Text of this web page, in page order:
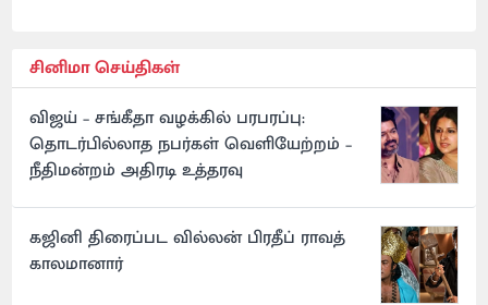
சினிமா செய்திகள்
விஜய் – சங்கீதா வழக்கில் பரபரப்பு:
தொடர்பில்லாத நபர்கள் வெளியேற்றம் –
நீதிமன்றம் அதிரடி உத்தரவு
கஜினி திரைப்பட வில்லன் பிரதீப் ராவத்
காலமானார்